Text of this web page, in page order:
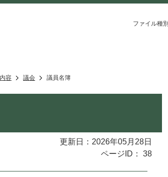
ファイル種別
容 議会 議員名簿
更新日：2026年05月28日
ページID：
38